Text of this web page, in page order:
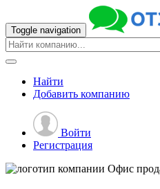
Toggle navigation
Найти
Добавить компанию
Войти
Регистрация